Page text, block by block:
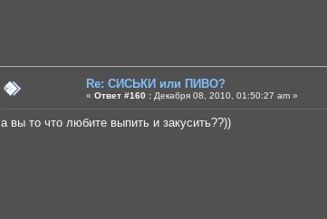
Re: СИСЬКИ или ПИВО?
« Ответ #160 : Декабря 08, 2010, 01:50:27 am »
а вы то что любите выпить и закусить??))